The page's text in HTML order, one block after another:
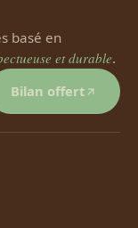
basé en
et durable.
Bilan offert